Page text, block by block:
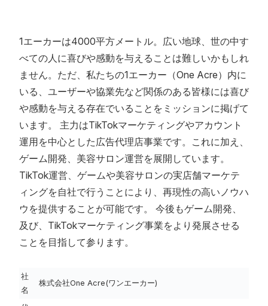
1エーカーは4000平方メートル。広い地球、世の中す
べての人に喜びや感動を与えることは難しいかもしれ
ません。ただ、私たちの1エーカー（One Acre）内に
いる、ユーザーや協業先など関係のある皆様には喜び
や感動を与える存在でいることをミッションに掲げて
います。 主力はTikTokマーケティングやアカウント
運用を中心とした広告代理店事業です。これに加え、
ゲーム開発、美容サロン運営を展開しています。
TikTok運営、ゲームや美容サロンの実店舗マーケテ
ィングを自社で行うことにより、再現性の高いノウハ
ウを提供することが可能です。 今後もゲーム開発、
及び、TikTokマーケティング事業をより発展させる
ことを目指して参ります。
社
名
株式会社One Acre(ワンエーカー)